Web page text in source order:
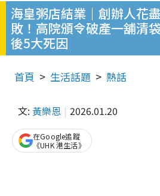
海皇粥店結業｜創辦人花
敗！高院頒令破產一舖清
後5大死因
首頁 生活話題 熱話
文: 黃樂恩 2026.01.20
在Google追蹤
《UHK 港生活》